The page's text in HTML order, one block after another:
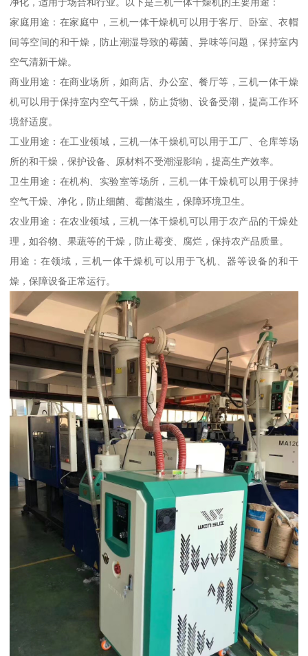
家庭用途：在家庭中，三机一体干燥机可以用于客厅、卧室、衣帽
间等空间的和干燥，防止潮湿导致的霉菌、异味等问题，保持室内
空气清新干燥。
商业用途：在商业场所，如商店、办公室、餐厅等，三机一体干燥
机可以用于保持室内空气干燥，防止货物、设备受潮，提高工作环
境舒适度。
工业用途：在工业领域，三机一体干燥机可以用于工厂、仓库等场
所的和干燥，保护设备、原材料不受潮湿影响，提高生产效率。
卫生用途：在机构、实验室等场所，三机一体干燥机可以用于保持
空气干燥、净化，防止细菌、霉菌滋生，保障环境卫生。
农业用途：在农业领域，三机一体干燥机可以用于农产品的干燥处
理，如谷物、果蔬等的干燥，防止霉变、腐烂，保持农产品质量。
用途：在领域，三机一体干燥机可以用于飞机、器等设备的和干
燥，保障设备正常运行。